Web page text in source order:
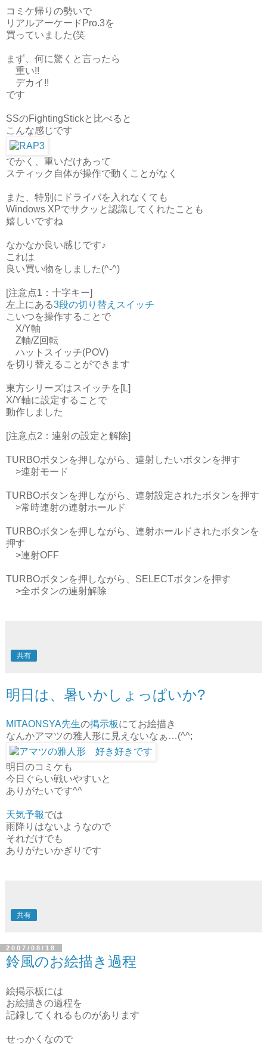
コミケ帰りの勢いで
リアルアーケードPro.3を
買っていました(笑
まず、何に驚くと言ったら
重い!!
デカイ!!
です
SSのFightingStickと比べると
こんな感じです
でかく、重いだけあって
スティック自体が操作で動くことがなく
また、特別にドライバを入れなくても
Windows XPでサクッと認識してくれたことも
嬉しいですね
なかなか良い感じです♪
これは
良い買い物をしました(^-^)
[注意点1：十字キー]
左上にある3段の切り替えスイッチ
こいつを操作することで
X/Y軸
Z軸/Z回転
ハットスイッチ(POV)
を切り替えることができます
東方シリーズはスイッチを[L]
X/Y軸に設定することで
動作しました
[注意点2：連射の設定と解除]
TURBOボタンを押しながら、連射したいボタンを押す
>連射モード
TURBOボタンを押しながら、連射設定されたボタンを押す
>常時連射の連射ホールド
TURBOボタンを押しながら、連射ホールドされたボタンを
押す
>連射OFF
TURBOボタンを押しながら、SELECTボタンを押す
>全ボタンの連射解除
共有
明日は、暑いかしょっぱいか?
MITAONSYA先生の掲示板にてお絵描き
なんかアマツの雅人形に見えないなぁ…(^^;
明日のコミケも
今日ぐらい戦いやすいと
ありがたいです^^
天気予報では
雨降りはないようなので
それだけでも
ありがたいかぎりです
共有
2007/08/18
鈴風のお絵描き過程
絵掲示板には
お絵描きの過程を
記録してくれるものがあります
せっかくなので